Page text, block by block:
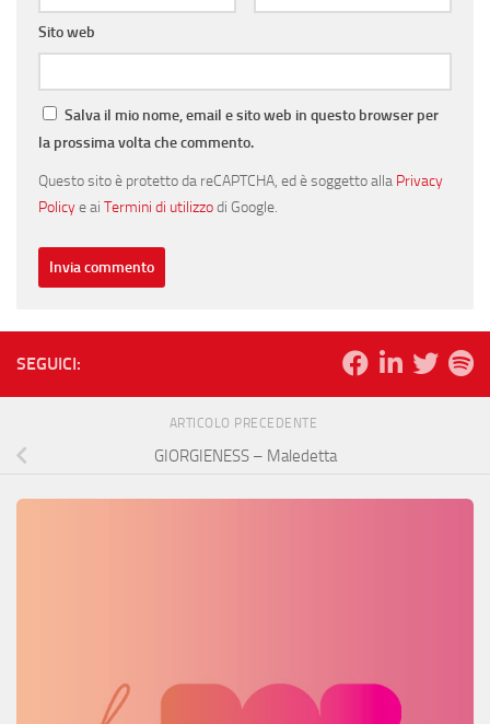
Sito web
Salva il mio nome, email e sito web in questo browser per
la prossima volta che commento.
Questo sito è protetto da reCAPTCHA, ed è soggetto alla Privacy
Policye ai Termini di utilizzodi Google.
SEGUICI:
ARTICOLO PRECEDENTE
GIORGIENESS – Maledetta